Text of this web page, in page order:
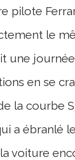
pilote
le
une
en se
la courbe
a ébranlé
la voiture